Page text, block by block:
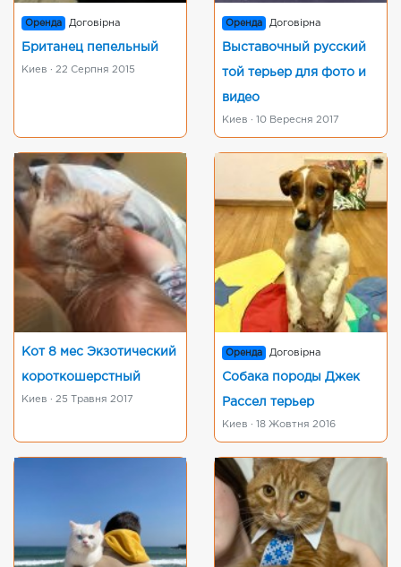
Оренда Договірна
Британец пепельный
Киев · 22 Серпня 2015
Оренда Договірна
Выставочный русский
той терьер для фото и
видео
Киев · 10 Вересня 2017
Кот 8 мес Экзотический
короткошерстный
Киев · 25 Травня 2017
Оренда Договірна
Собака породы Джек
Рассел терьер
Киев · 18 Жовтня 2016